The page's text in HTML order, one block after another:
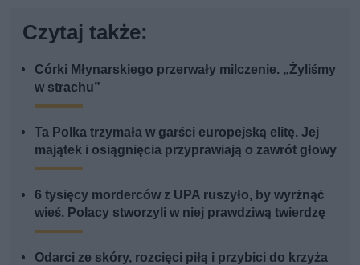
Czytaj także:
Córki Młynarskiego przerwały milczenie. „Żyliśmy
w strachu”
Ta Polka trzymała w garści europejską elitę. Jej
majątek i osiągnięcia przyprawiają o zawrót głowy
6 tysięcy morderców z UPA ruszyło, by wyrżnąć
wieś. Polacy stworzyli w niej prawdziwą twierdzę
Odarci ze skóry, rozcięci piłą i przybici do krzyża